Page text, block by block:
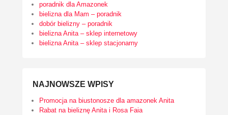
poradnik dla Amazonek
bielizna dla Mam – poradnik
dobór bielizny – poradnik
bielizna Anita – sklep internetowy
bielizna Anita – sklep stacjonarny
NAJNOWSZE WPISY
Promocja na biustonosze dla amazonek Anita
Rabat na bieliznę Anita i Rosa Faia